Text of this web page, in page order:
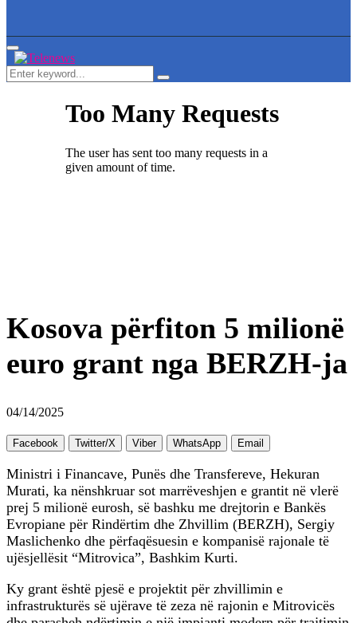
Primary
Menu
Search
for:
Search
Kosova përfiton 5 milionë
euro grant nga BERZH-ja
04/14/2025
Facebook Twitter/X Viber WhatsApp Email
Ministri i Financave, Punës dhe Transfereve, Hekuran
Murati, ka nënshkruar sot marrëveshjen e grantit në vlerë
prej 5 milionë eurosh, së bashku me drejtorin e Bankës
Evropiane për Rindërtim dhe Zhvillim (BERZH), Sergiy
Maslichenko dhe përfaqësuesin e kompanisë rajonale të
ujësjellësit “Mitrovica”, Bashkim Kurti.
Ky grant është pjesë e projektit për zhvillimin e
infrastrukturës së ujërave të zeza në rajonin e Mitrovicës